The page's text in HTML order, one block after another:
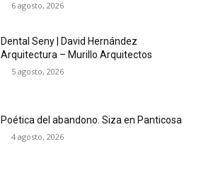
6 agosto, 2026
Dental Seny | David Hernández
Arquitectura – Murillo Arquitectos
5 agosto, 2026
Poética del abandono. Siza en Panticosa
4 agosto, 2026